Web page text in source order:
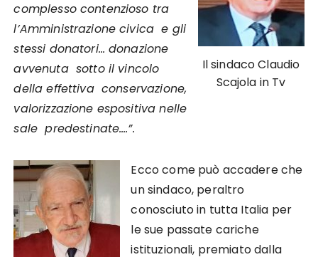
Il sindaco Claudio
Scajola in Tv
complesso contenzioso tra
l’Amministrazione civica e gli
stessi donatori… donazione
avvenuta sotto il vincolo
della effettiva conservazione,
valorizzazione espositiva nelle
sale predestinate….”.
Ecco come può accadere che
un sindaco, peraltro
conosciuto in tutta Italia per
le sue passate cariche
istituzionali, premiato dalla